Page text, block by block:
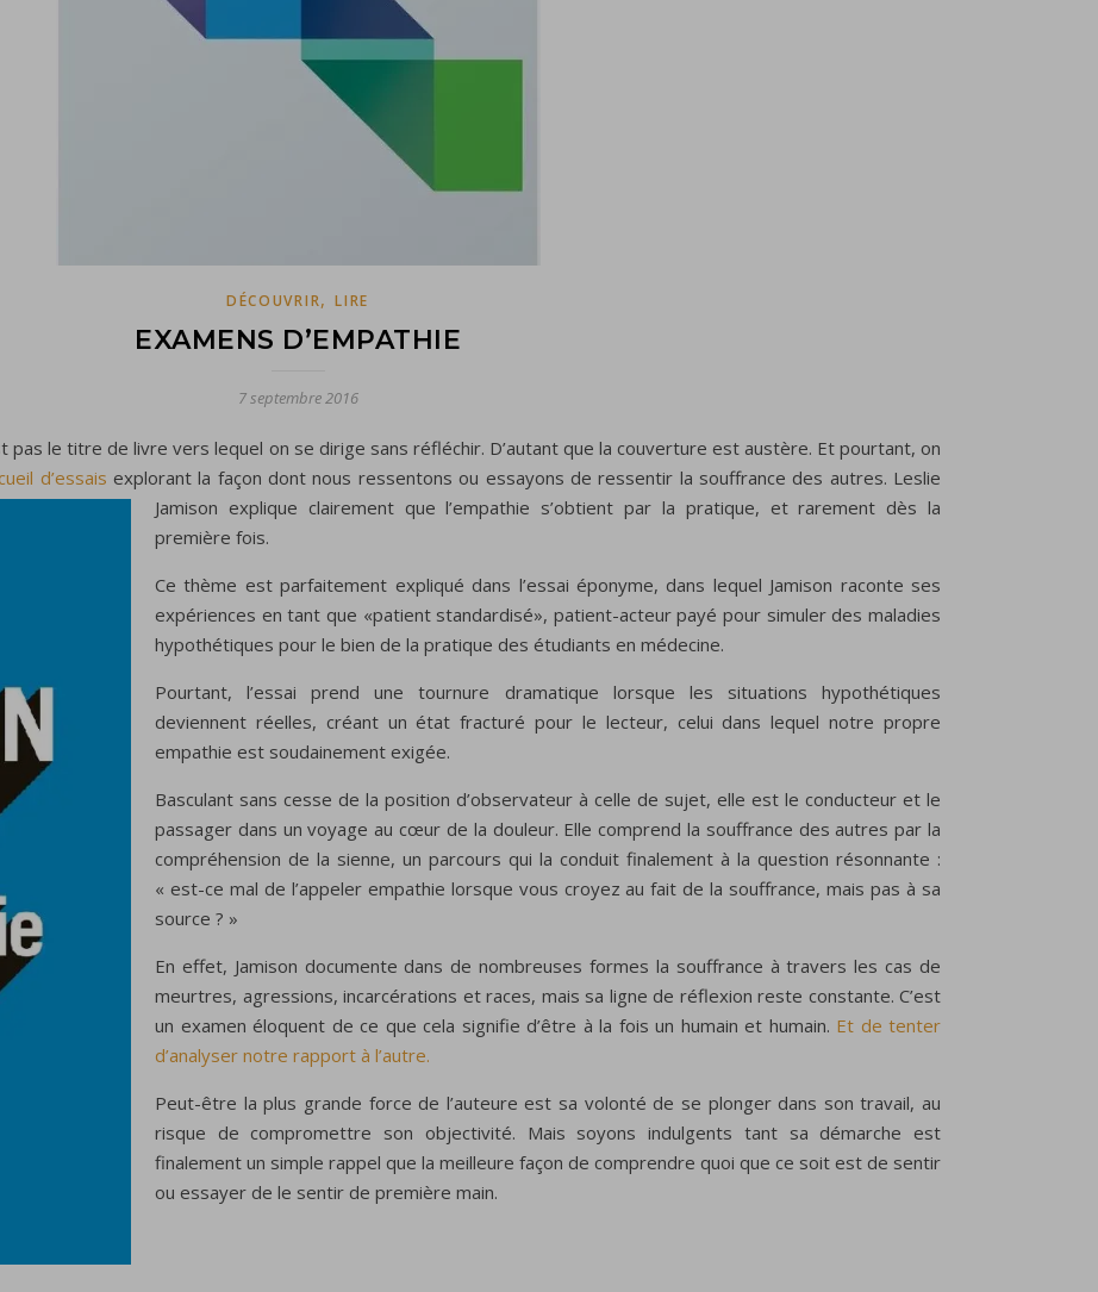
DÉCOUVRIR,LIRE
EXAMENS D’EMPATHIE
7 septembre 2016
pas le titre de livre vers lequel on se dirige sans réfléchir. D’autant que la couverture est austère. Et pourtant, on
d’essais explorant la façon dont nous ressentons ou essayons de ressentir la souffrance des autres. Leslie
Jamison explique clairement que l’empathie s’obtient par la pratique, et rarement dès la
première fois.
Ce thème est parfaitement expliqué dans l’essai éponyme, dans lequel Jamison raconte ses
expériences en tant que «patient standardisé», patient-acteur payé pour simuler des maladies
hypothétiques pour le bien de la pratique des étudiants en médecine.
Pourtant, l’essai prend une tournure dramatique lorsque les situations hypothétiques
deviennent réelles, créant un état fracturé pour le lecteur, celui dans lequel notre propre
empathie est soudainement exigée.
Basculant sans cesse de la position d’observateur à celle de sujet, elle est le conducteur et le
passager dans un voyage au cœur de la douleur. Elle comprend la souffrance des autres par la
compréhension de la sienne, un parcours qui la conduit finalement à la question résonnante :
« est-ce mal de l’appeler empathie lorsque vous croyez au fait de la souffrance, mais pas à sa
source ? »
En effet, Jamison documente dans de nombreuses formes la souffrance à travers les cas de
meurtres, agressions, incarcérations et races, mais sa ligne de réflexion reste constante. C’est
un examen éloquent de ce que cela signifie d’être à la fois un humain et humain. Et de tenter
d’analyser notre rapport à l’autre.
Peut-être la plus grande force de l’auteure est sa volonté de se plonger dans son travail, au
risque de compromettre son objectivité. Mais soyons indulgents tant sa démarche est
finalement un simple rappel que la meilleure façon de comprendre quoi que ce soit est de sentir
ou essayer de le sentir de première main.